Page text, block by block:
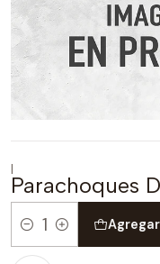
|
Parachoques
Cantidad